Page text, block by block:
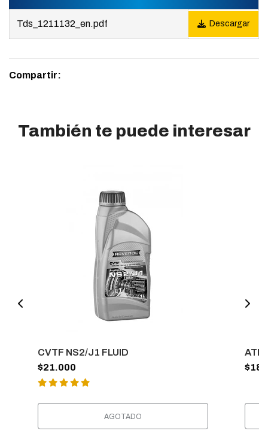
Tds_1211132_en.pdf Descargar
Compartir:
También te puede interesar
CVTF NS2/J1 FLUID
$21.000
AGOTADO
ATF